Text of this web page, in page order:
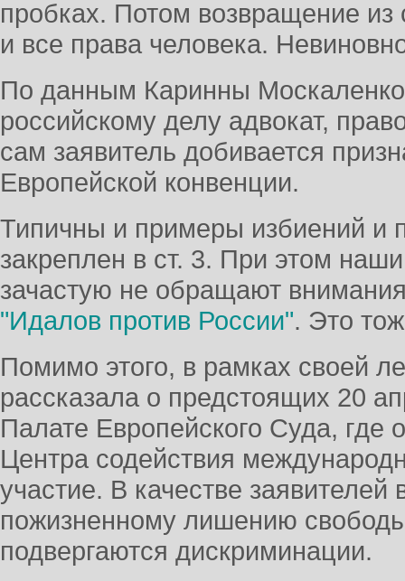
пробках. Потом возвращение из
и все права человека.
По данным Каринны
российскому делу адвокат,
сам заявитель добивается
Европейской конвенции.
Типичны и примеры избиений и
закреплен в ст. 3. При этом
зачастую не обращают
"Идалов против России". Это
Помимо этого, в рамках своей
рассказала о предстоящих 20
Палате Европейского Суда, где
Центра содействия
участие. В качестве
пожизненному лишению
подвергаются дискриминации.